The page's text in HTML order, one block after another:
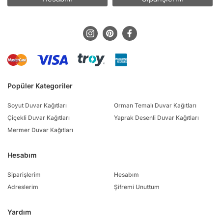
Popüler Kategoriler
Soyut Duvar Kağıtları
Çiçekli Duvar Kağıtları
Mermer Duvar Kağıtları
Orman Temalı Duvar Kağıtları
Yaprak Desenli Duvar Kağıtları
Hesabım
Siparişlerim
Adreslerim
Hesabım
Şifremi Unuttum
Yardım